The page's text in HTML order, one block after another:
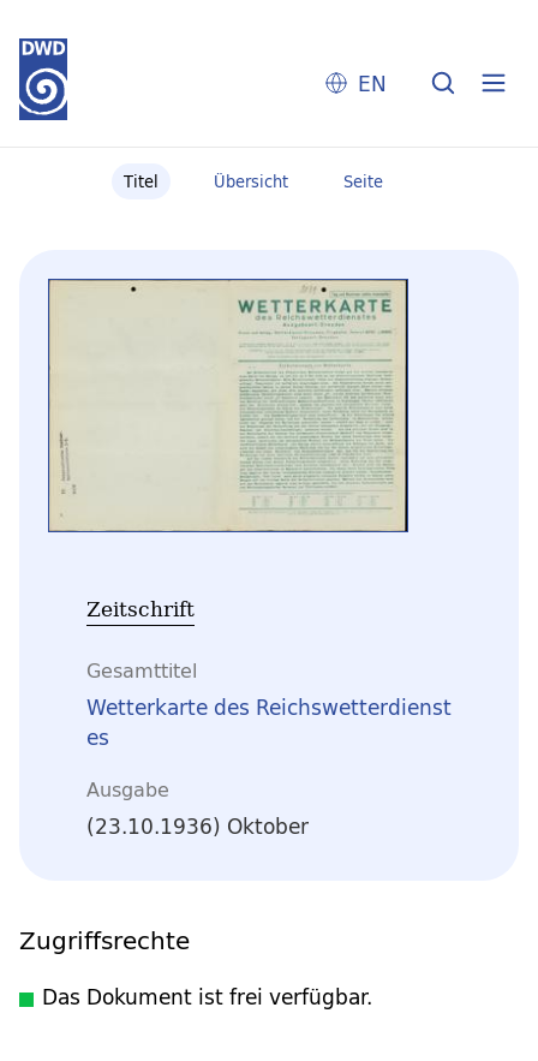
EN
Titel Übersicht Seite
Zeitschrift
Gesamttitel
Wetterkarte des Reichswetterdienst
es
Ausgabe
(23.10.1936) Oktober
Zugriffsrechte
Das Dokument ist frei verfügbar.